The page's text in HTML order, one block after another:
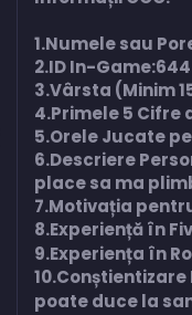
1.Numele sau
2.ID In-Game:644
3.Vârsta (Minim
4.Primele 5 Cifre
5.Orele Jucate
6.Descriere
place sa ma
7.Motivația
8.Experiență în
9.Experiența în
poate duce la